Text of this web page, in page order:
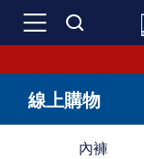
線上購物
內褲